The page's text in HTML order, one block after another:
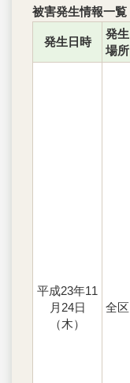
被害発生情報一覧
発生日時
発生
場所
平成23年11
月24日
（木）
全区